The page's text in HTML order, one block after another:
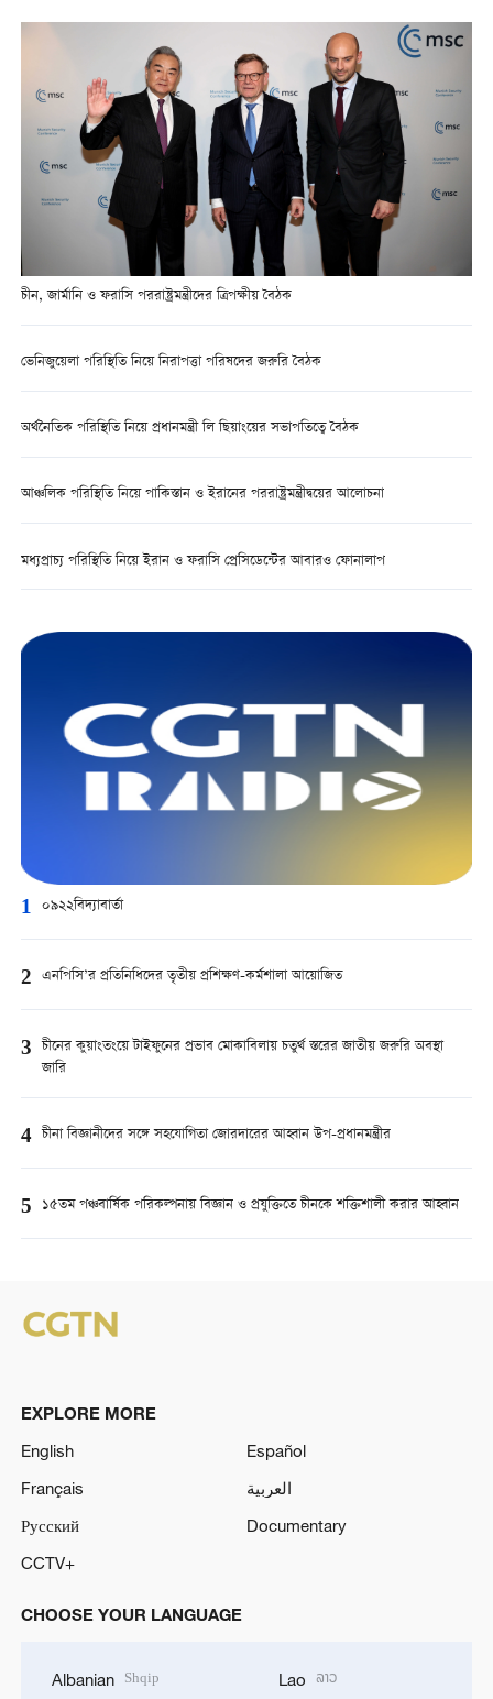
চীন, জার্মানি ও ফরাসি পররাষ্ট্রমন্ত্রীদের ত্রিপক্ষীয় বৈঠক
ভেনিজুয়েলা পরিস্থিতি নিয়ে নিরাপত্তা পরিষদের জরুরি বৈঠক
অর্থনৈতিক পরিস্থিতি নিয়ে প্রধানমন্ত্রী লি ছিয়াংয়ের সভাপতিত্বে বৈঠক
আঞ্চলিক পরিস্থিতি নিয়ে পাকিস্তান ও ইরানের পররাষ্ট্রমন্ত্রীদ্বয়ের আলোচনা
মধ্যপ্রাচ্য পরিস্থিতি নিয়ে ইরান ও ফরাসি প্রেসিডেন্টের আবারও ফোনালাপ
1 ০৯২২বিদ্যাবার্তা
2 এনপিসি’র প্রতিনিধিদের তৃতীয় প্রশিক্ষণ-কর্মশালা আয়োজিত
3 চীনের কুয়াংতংয়ে টাইফুনের প্রভাব মোকাবিলায় চতুর্থ স্তরের জাতীয় জরুরি অবস্থা
জারি
4 চীনা বিজ্ঞানীদের সঙ্গে সহযোগিতা জোরদারের আহ্বান উপ-প্রধানমন্ত্রীর
5 ১৫তম পঞ্চবার্ষিক পরিকল্পনায় বিজ্ঞান ও প্রযুক্তিতে চীনকে শক্তিশালী করার আহ্বান
EXPLORE MORE
English
Español
Français
العربية
Русский
Documentary
CCTV+
CHOOSE YOUR LANGUAGE
Albanian Shqip Lao ລາວ